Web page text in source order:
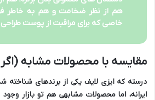
هم از نظر ضخامت و هم به خاطر
خاصی که برای مراقبت از پوست
مقایسه با محصولات مشابه (اگر
درسته که ایزی لایف یکی از برندهای شناخته
ایرانه، اما محصولات مشابهی هم تو بازار